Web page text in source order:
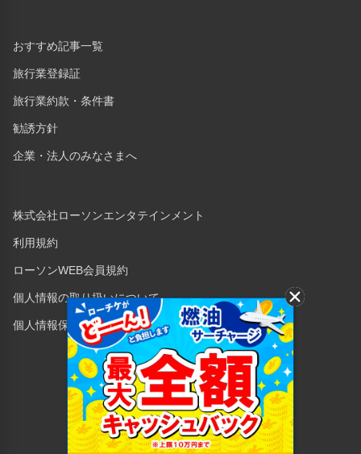
おすすめ記事一覧
旅行業登録証
旅行業約款・条件書
勧誘方針
企業・法人のみなさまへ
株式会社ローソンエンタテインメント
利用規約
ローソンWEB会員規約
個人情報の取り扱いについて
個人情報保護方針
Copyright © 1998 Lawson Entertainment, Inc.